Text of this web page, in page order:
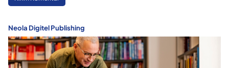
Neola Digitel Publishing